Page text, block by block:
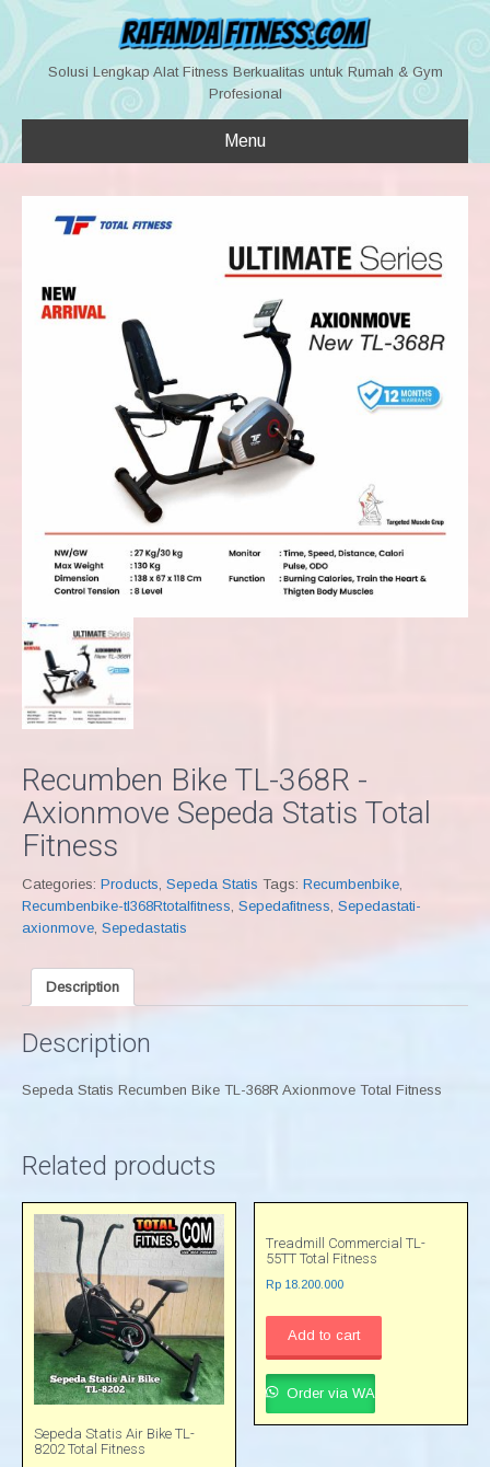
Solusi Lengkap Alat Fitness Berkualitas untuk Rumah & Gym
Profesional
Menu
Recumben Bike TL-368R -
Axionmove Sepeda Statis Total
Fitness
Categories: Products, Sepeda Statis Tags: Recumbenbike,
Recumbenbike-tl368Rtotalfitness, Sepedafitness, Sepedastati-
axionmove, Sepedastatis
Description
Description
Sepeda Statis Recumben Bike TL-368R Axionmove Total Fitness
Related products
Sepeda Statis Air Bike TL-
8202 Total Fitness
Treadmill Commercial TL-
55TT Total Fitness
Rp 18.200.000
Add to cart
Order via WA